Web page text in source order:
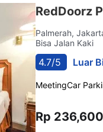
RedDoorz
Palmerah,
Bisa Jalan Kaki
4.7/5 Luar
MeetingCar
Rp 236,600